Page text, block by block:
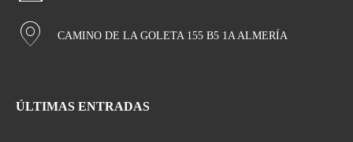
CAMINO DE LA GOLETA 155 B5 1A ALMERÍA
ÚLTIMAS ENTRADAS